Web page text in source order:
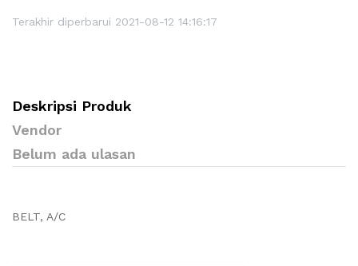
Terakhir diperbarui 2021-08-12 14:16:17
Deskripsi Produk
Vendor
Belum ada ulasan
BELT, A/C